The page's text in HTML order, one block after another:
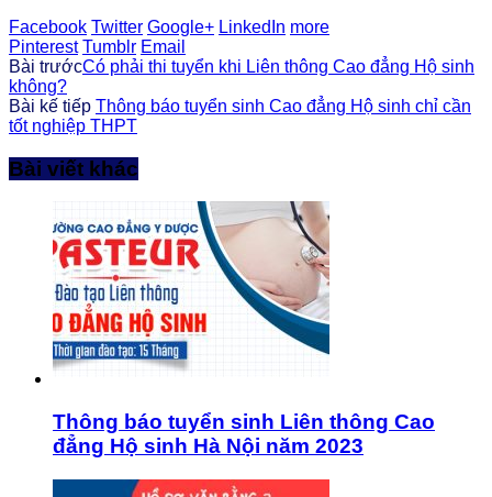
Facebook Twitter Google+ LinkedIn more
Pinterest Tumblr Email
Bài trướcCó phải thi tuyển khi Liên thông Cao đẳng Hộ sinh
không?
Bài kế tiếp Thông báo tuyển sinh Cao đẳng Hộ sinh chỉ cần
tốt nghiệp THPT
Bài viết khác
Thông báo tuyển sinh Liên thông Cao
đẳng Hộ sinh Hà Nội năm 2023